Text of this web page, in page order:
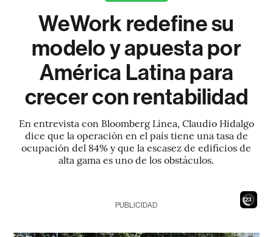
WeWork redefine su
modelo y apuesta por
América Latina para
crecer con rentabilidad
En entrevista con Bloomberg Línea, Claudio Hidalgo
dice que la operación en el país tiene una tasa de
ocupación del 84% y que la escasez de edificios de
alta gama es uno de los obstáculos.
21
PUBLICIDAD